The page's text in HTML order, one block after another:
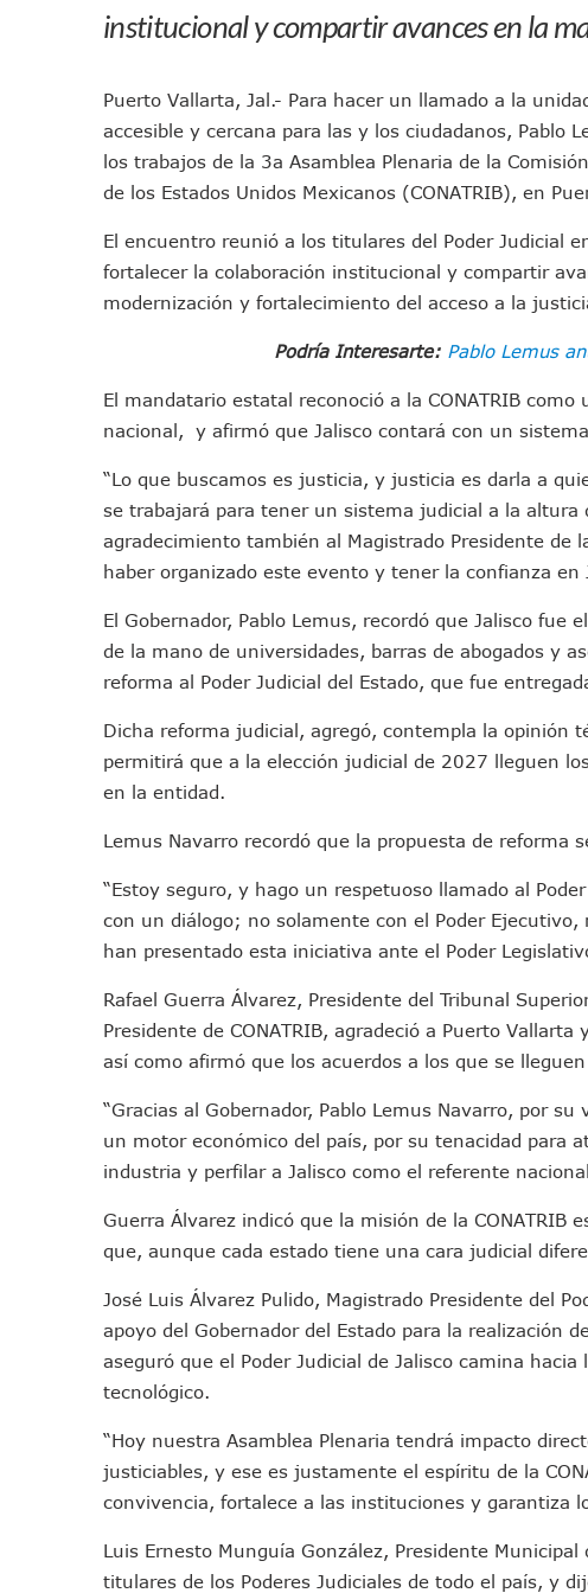
IMSS Invierte 12.6 MDP En
Accidente En Un RZR, Principal
Este Viernes, Lemus Inaugurará El
Nidos De Lluvia Busca Beneficiar A
Hallazgo De Yareli Colmenares
Regresa A Puerto Vallarta La
Ra Aguilar Acompaña A Cientos De
Oleaje Y Riesgo Por Cocodrilos
Munguía Es El Sexto Mejor Alcalde
ATM Incorpora 20 Nuevos
Colectivos Piden A Lemus Más
Avenida Federación En Puerto
Caída De “El Mencho” Elevó
Mercado Vallarta Incluye Reúne A
Morenistas Imparten Taller En
Ayutla Bajo Investigación Tras
Bruno Blancas Reúne A
Entregan Aparato Auditivo A Don
Juan Carlos Castro Realiza
Huracán En Formación Podría
Buscan Reducir Riesgos Por
Asesinan En Oaxaca Al Periodista
Detienen A Cuatro Hombres
Yussara Canales Pide
Adultos Mayores De Ixtapa
Mujeres Recorren Calles De Ixtapa
CUCosta E IMSS Nayarit Avanzan
Videos De Presunto Convoy
Por Desaparición Forzada,
“El Mayo” Zambada Es Condenado
Orgullo Vallartense: Zhoemí
Brigada Forense Brindará Atención
Vecinos De Vallarta 500 Exponen
institucional y compartir avances en la
Puerto Vallarta, Jal.- Para hacer un llamado a la
accesible y cercana para las y los ciudadanos, Pablo
los trabajos de la 3a Asamblea Plenaria de la
de los Estados Unidos Mexicanos (CONATRIB), en
El encuentro reunió a los titulares del Poder Judicial
fortalecer la colaboración institucional y compartir
modernización y fortalecimiento del acceso a la
Podría Interesarte: Pablo Lemus
El mandatario estatal reconoció a la CONATRIB
nacional, y afirmó que Jalisco contará con un
“Lo que buscamos es justicia, y justicia es darla a
se trabajará para tener un sistema judicial a la altura
agradecimiento también al Magistrado Presidente de
haber organizado este evento y tener la confianza en
El Gobernador, Pablo Lemus, recordó que Jalisco
de la mano de universidades, barras de abogados y
reforma al Poder Judicial del Estado, que fue
Dicha reforma judicial, agregó, contempla la opinión
permitirá que a la elección judicial de 2027 lleguen
en la entidad.
Lemus Navarro recordó que la propuesta de reforma
“Estoy seguro, y hago un respetuoso llamado al
con un diálogo; no solamente con el Poder
han presentado esta iniciativa ante el Poder
Rafael Guerra Álvarez, Presidente del Tribunal
Presidente de CONATRIB, agradeció a Puerto
así como afirmó que los acuerdos a los que se
“Gracias al Gobernador, Pablo Lemus Navarro, por
un motor económico del país, por su tenacidad para
industria y perfilar a Jalisco como el referente
Guerra Álvarez indicó que la misión de la CONATRIB
que, aunque cada estado tiene una cara judicial
José Luis Álvarez Pulido, Magistrado Presidente del
apoyo del Gobernador del Estado para la realización
aseguró que el Poder Judicial de Jalisco camina
tecnológico.
“Hoy nuestra Asamblea Plenaria tendrá impacto
justiciables, y ese es justamente el espíritu de la
convivencia, fortalece a las instituciones y garantiza
Luis Ernesto Munguía González, Presidente
titulares de los Poderes Judiciales de todo el país, y